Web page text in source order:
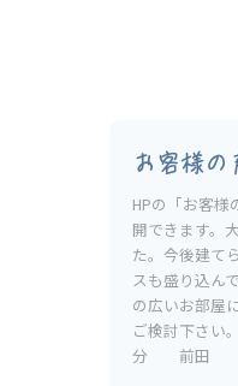
お客様の
HPの「お客様
開できます。
た。今後建て
スも盛り込
の広いお部屋
ご検討下さい
分 前田